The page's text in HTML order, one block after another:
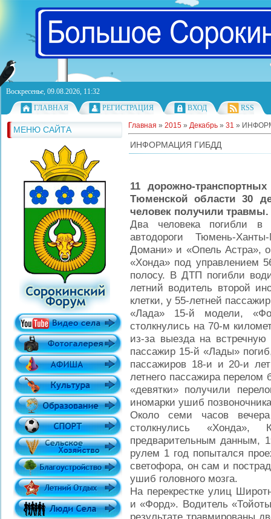
Воскресенье, 09.08.2026, 11:32
ГЛАВНАЯ
РЕГИСТРАЦИЯ ВХОД RSS
МЕНЮ САЙТА Главная » 2015 » Декабрь » 31 »
ИНФОРМАЦИЯ ГИБДД
11 дорожно-
Тюменской области 30
человек получили травмы.
Два человека погибли в
автодороги Тюмень-
Домани» и «Опель Астра»,
«Хонда» под управлением
полосу. В ДТП погибли
летний водитель второй
клетки, у 55-летней
«Лада» 15-й модели,
столкнулись на 70-м
из-за выезда на
пассажир 15-й «Лады»
пассажиров 18-и и 20-и
летнего пассажира
«девятки» получили
иномарки ушиб
Около семи часов
столкнулись
предварительным данным,
рулем 1 год попытался
светофора, он сам и
ушиб головного мозга.
На перекрестке улиц
и «Форд». Водитель
результате травмированы